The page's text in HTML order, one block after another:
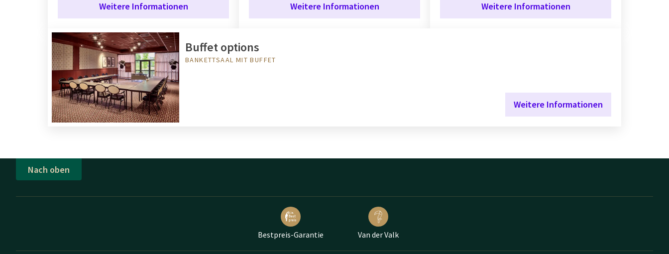
Weitere Informationen Weitere Informationen Weitere Informationen
Buffet options
BANKETTSAAL MIT BUFFET
Weitere Informationen
Nach oben
Bestpreis-Garantie Van der Valk